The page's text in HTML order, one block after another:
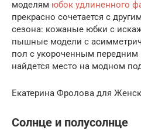
моделям юбок удлиненного
прекрасно сочетается с
сезона: кожаные юбки с
пышные модели с
пол с укороченным передним
найдется место на модном
Екатерина Фролова для
Солнце и полусолнце